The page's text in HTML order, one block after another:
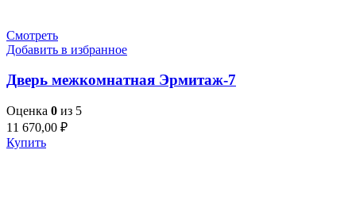
Смотреть
Добавить в избранное
Дверь межкомнатная Эрмитаж-7
Оценка 0 из 5
11 670,00 ₽
Купить